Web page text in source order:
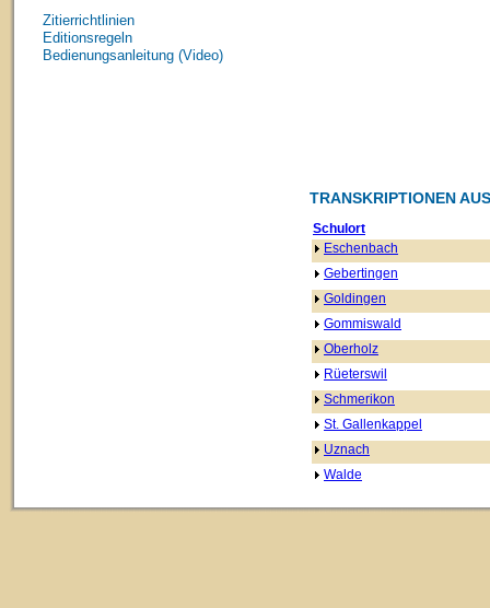
Zitierrichtlinien
Editionsregeln
Bedienungsanleitung (Video)
TRANSKRIPTIONEN
Schulort
Eschenbach
Gebertingen
Goldingen
Gommiswald
Oberholz
Rüeterswil
Schmerikon
St. Gallenkappel
Uznach
Walde